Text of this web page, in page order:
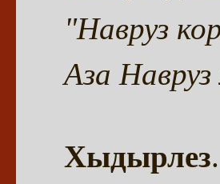
"Навруз
Аза
Хыдырлез.